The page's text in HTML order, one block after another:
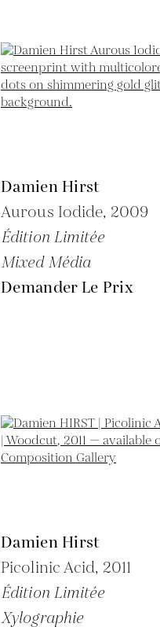
Damien Hirst
Aurous Iodide, 2009
Édition Limitée
Mixed Média
Demander Le Prix
Damien Hirst
Picolinic Acid, 2011
Édition Limitée
Xylographie